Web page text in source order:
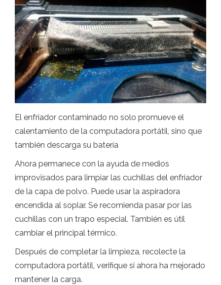
El enfriador contaminado no solo promueve el
calentamiento de la computadora portátil, sino que
también descarga su batería
Ahora permanece con la ayuda de medios
improvisados ​​para limpiar las cuchillas del enfriador
de la capa de polvo. Puede usar la aspiradora
encendida al soplar. Se recomienda pasar por las
cuchillas con un trapo especial. También es útil
cambiar el principal térmico.
Después de completar la limpieza, recolecte la
computadora portátil, verifique si ahora ha mejorado
mantener la carga.